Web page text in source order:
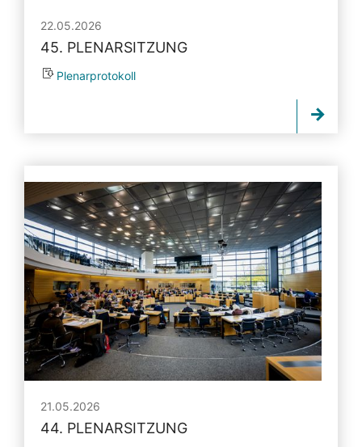
22.05.2026
45. PLENARSITZUNG
Plenarprotokoll
21.05.2026
44. PLENARSITZUNG